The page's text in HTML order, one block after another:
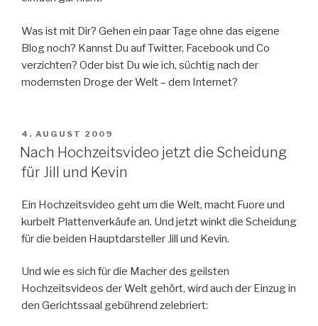
Was ist mit Dir? Gehen ein paar Tage ohne das eigene
Blog noch? Kannst Du auf Twitter, Facebook und Co
verzichten? Oder bist Du wie ich, süchtig nach der
modernsten Droge der Welt – dem Internet?
VERÖFFENTLICHT
AM
4. AUGUST 2009
Nach Hochzeitsvideo jetzt die Scheidung
für Jill und Kevin
Ein Hochzeitsvideo geht um die Welt, macht Fuore und
kurbelt Plattenverkäufe an. Und jetzt winkt die Scheidung
für die beiden Hauptdarsteller Jill und Kevin.
Und wie es sich für die Macher des geilsten
Hochzeitsvideos der Welt gehört, wird auch der Einzug in
den Gerichtssaal gebührend zelebriert: